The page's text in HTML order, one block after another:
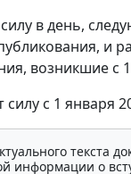
в день,
и
возникшие с 1
с 1 января
текста
информации о